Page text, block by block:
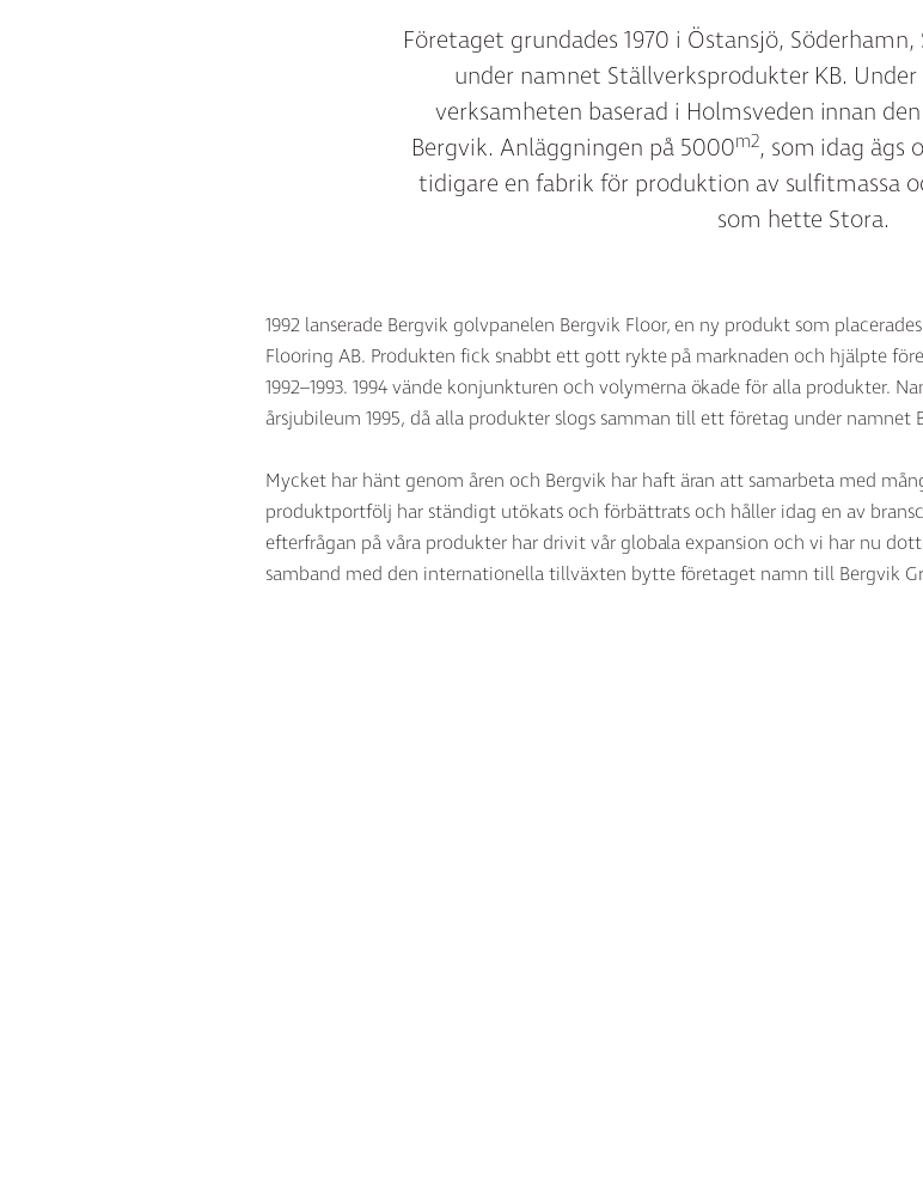
Företaget grundades 1970 i Östansjö,
under namnet Ställverksprodukter KB. Under
verksamheten baserad i Holmsveden innan
Bergvik. Anläggningen på 5000m2, som idag ägs
tidigare en fabrik för produktion av sulfitmassa
som hette Stora.
1992 lanserade Bergvik golvpanelen Bergvik Floor, en ny produkt som
Flooring AB. Produkten fick snabbt ett gott rykte på marknaden och hjälpte
1992–1993. 1994 vände konjunkturen och volymerna ökade för alla produkter.
årsjubileum 1995, då alla produkter slogs samman till ett företag under namnet
Mycket har hänt genom åren och Bergvik har haft äran att samarbeta med
produktportfölj har ständigt utökats och förbättrats och håller idag en av
efterfrågan på våra produkter har drivit vår globala expansion och vi har nu
samband med den internationella tillväxten bytte företaget namn till Bergvik